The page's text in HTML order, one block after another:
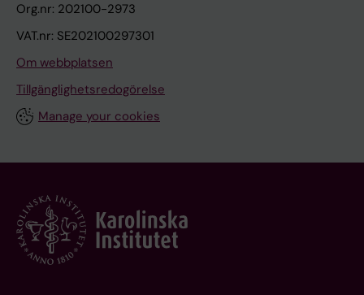
Org.nr: 202100-2973
VAT.nr: SE202100297301
Om webbplatsen
Tillgänglighetsredogörelse
Manage your cookies